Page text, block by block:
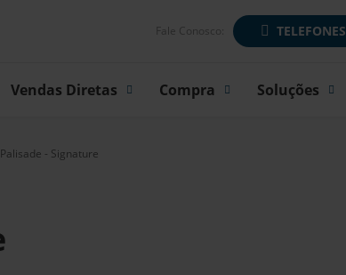
Fale Conosco: TELEFONES
Vendas Diretas Compra Soluções
Palisade - Signature